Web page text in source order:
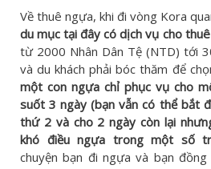
Về thuê ngựa, khi đi vòng Kora
du mục tại đây có dịch vụ cho
từ 2000 Nhân Dân Tệ (NTD) tới
và du khách phải bóc thăm để
một con ngựa chỉ phục vụ cho
suốt 3 ngày (bạn vẫn có thể bắt
thứ 2 và cho 2 ngày còn lại
khó điều ngựa trong một số
chuyện bạn đi ngựa và bạn